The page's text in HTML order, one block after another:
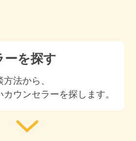
ーを探す
法から、
ウンセラーを探します。